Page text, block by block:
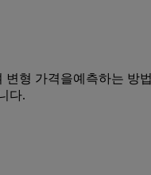
형 가격을예측하는
다.